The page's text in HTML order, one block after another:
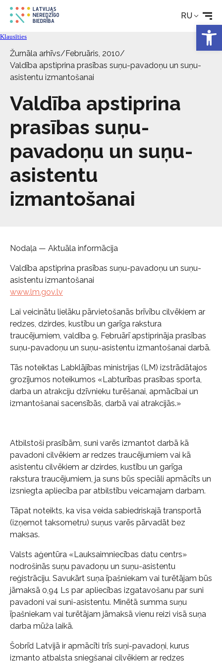
RU
Технические средства
Новости
Услуги
Об Обществе
Свяжитесь с
Klausīties
Žurnāla arhīvs/Februāris, 2010/
Valdība apstiprina prasības suņu-pavadoņu un suņu-
asistentu izmantošanai
Valdība apstiprina
prasības suņu-
pavadoņu un suņu-
asistentu
izmantošanai
Nodaļa — Aktuāla informācija
Valdība apstiprina prasības suņu-pavadoņu un suņu-
asistentu izmantošanai
www.lm.gov.lv
Lai veicinātu lielāku pārvietošanās brīvību cilvēkiem ar
redzes, dzirdes, kustību un garīga rakstura
traucējumiem, valdība 9. Februārī apstiprināja prasības
suņu-pavadoņu un suņu-asistentu izmantošanai darbā.
Tās noteiktas Labklājības ministrijas (LM) izstrādātajos
grozījumos noteikumos «Labturības prasības sporta,
darba un atrakciju dzīvnieku turēšanai, apmācībai un
izmantošanai sacensībās, darbā vai atrakcijās.»
Atbilstoši prasībām, suni varēs izmantot darbā kā
pavadoni cilvēkiem ar redzes traucējumiem vai kā
asistentu cilvēkiem ar dzirdes, kustību un garīga
rakstura traucējumiem, ja suns būs speciāli apmācīts un
izsniegta apliecība par atbilstību veicamajam darbam.
Tāpat noteikts, ka visa veida sabiedriskajā transportā
(izņemot taksometru) suņus varēs pārvadāt bez
maksas.
Valsts aģentūra «Lauksaimniecības datu centrs»
nodrošinās suņu pavadoņu un suņu-asistentu
reģistrāciju. Savukārt suņa īpašniekam vai turētājam būs
jāmaksā 0,94 Ls par apliecības izgatavošanu par suni
pavadoni vai suni-asistentu. Minētā summa suņu
īpašniekam vai turētājam jāmaksā vienu reizi visā suņa
darba mūža laikā.
Šobrīd Latvijā ir apmācīti trīs suņi-pavadoņi, kurus
izmanto atbalsta sniegšanai cilvēkiem ar redzes